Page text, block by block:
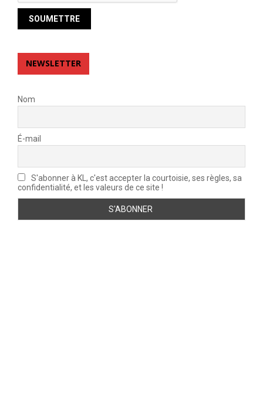
NEWSLETTER
Nom
É-mail
S'abonner à KL, c'est accepter la courtoisie, ses règles, sa
confidentialité, et les valeurs de ce site !